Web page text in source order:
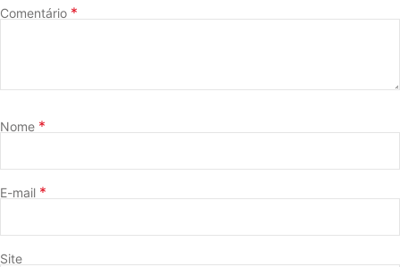
Comentário *
Nome *
E-mail *
Site